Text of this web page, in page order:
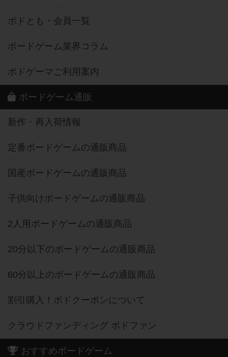
ボドとも・会員一覧
ボードゲーム業界コラム
ボドゲーマご利用案内
ボードゲーム通販
新作・再入荷情報
定番ボードゲームの通販商品
国産ボードゲームの通販商品
子供向けボードゲームの通販商品
2人用ボードゲームの通販商品
20分以下のボードゲームの通販商品
60分以上のボードゲームの通販商品
割引購入！ボドクーポンについて
クラウドファンディング ボドファン
おすすめボードゲーム